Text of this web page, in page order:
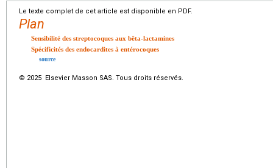
Le texte complet de cet article est disponible en PDF.
Plan
Sensibilité des streptocoques aux bêta-lactamines
Spécificités des endocardites à entérocoques
source
© 2025 Elsevier Masson SAS. Tous droits réservés.